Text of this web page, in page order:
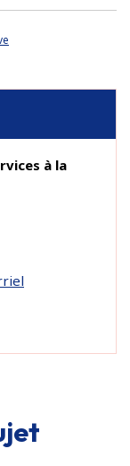
à la